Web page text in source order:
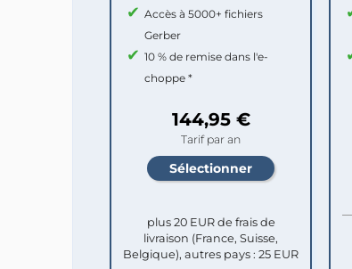
Accès à 5000+ fichiers
Gerber
10 % de remise dans l'e-
choppe *
144,95 €
Tarif par an
plus 20 EUR de frais de
livraison (France, Suisse,
Belgique), autres pays : 25 EUR